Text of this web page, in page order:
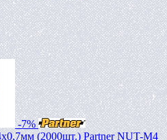
-7%
(2000шт.) Partner NUT-M4